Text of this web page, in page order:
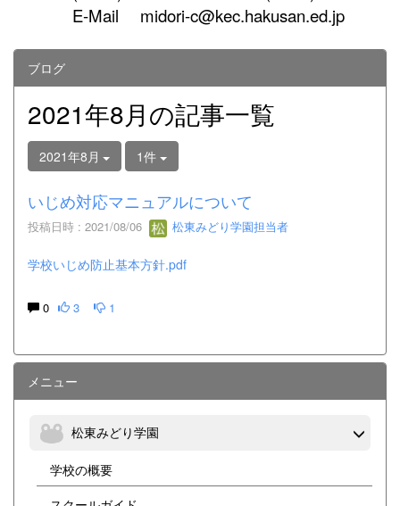
E-Mail midori-c@kec.hakusan.ed.jp
ブログ
2021年8月の記事一覧
2021年8月 1件
いじめ対応マニュアルについて
投稿日時 : 2021/08/06 松東みどり学園担当者
学校いじめ防止基本方針.pdf
0 3 1
メニュー
松東みどり学園
学校の概要